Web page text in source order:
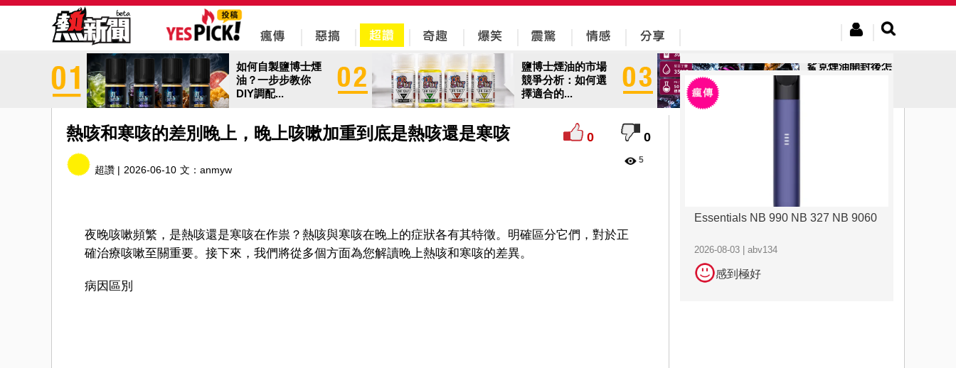
如何自製鹽博士煙
油？一步步教你
DIY調配...
鹽博士煙油的市場
競爭分析：如何選
擇適合的...
鯊克煙油開封後怎
熱咳和寒咳的差別晚上，晚上咳嗽加重到底是熱咳還是寒咳 0 0
超讚 | 2026-06-10 文： anmyw
5
夜晚咳嗽頻繁，是熱咳還是寒咳在作祟？熱咳與寒咳在晚上的症狀各有其特徵。明確區分它們，對於正
確治療咳嗽至關重要。接下來，我們將從多個方面為您解讀晚上熱咳和寒咳的差異。
病因區別
Essentials NB 990 NB 327 NB 9060
2026-08-03 | abv134
感到極好